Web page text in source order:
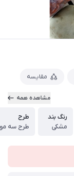
مقایسه
مشاهده همه
رنگ بند
مشکی
طرح
طرح سه